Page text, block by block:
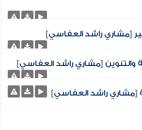
[مشاري راشد العفاسي]
والتنوين [مشاري راشد العفاسي]
[مشاري راشد العفاسي]